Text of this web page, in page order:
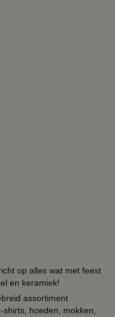
op alles wat met feest
en keramiek!
assortiment
hoeden, mokken,